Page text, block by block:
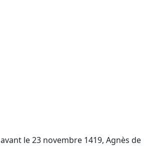
le 23 novembre 1419, Agnès de